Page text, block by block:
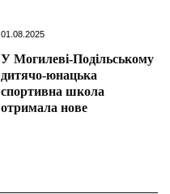
01.08.2025
У Могилеві-Подільському
дитячо-юнацька
спортивна школа
отримала нове